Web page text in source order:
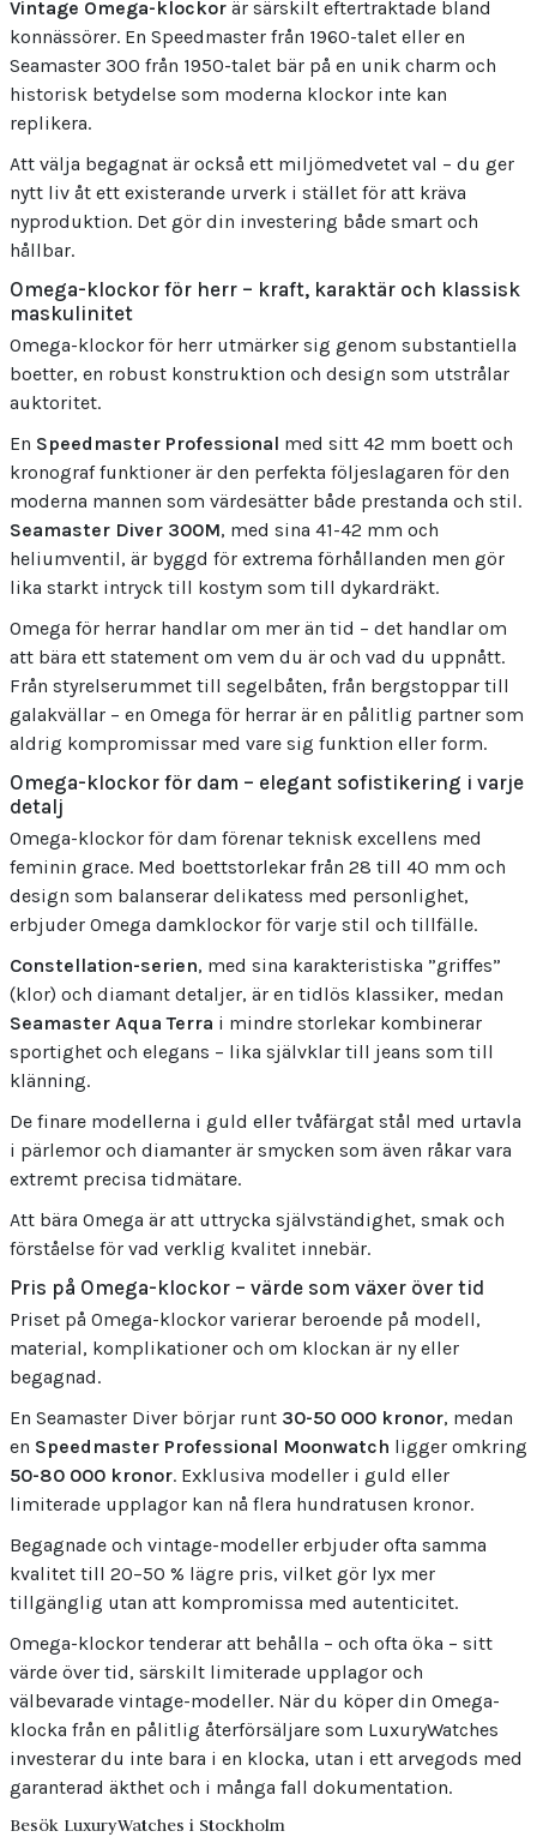
Vintage Omega-klockorär särskilt eftertraktade bland
konnässörer. En Speedmaster från 1960-talet eller en
Seamaster 300 från 1950-talet bär på en unik charm och
historisk betydelse som moderna klockor inte kan
replikera.
Att välja begagnat är också ett miljömedvetet val – du ger
nytt liv åt ett existerande urverk i stället för att kräva
nyproduktion. Det gör din investering både smart och
hållbar.
Omega-klockor för herr – kraft, karaktär och klassisk
maskulinitet
Omega-klockor för herr utmärker sig genom substantiella
boetter, en robust konstruktion och design som utstrålar
auktoritet.
En Speedmaster Professional med sitt 42 mm boett och
kronograf funktioner är den perfekta följeslagaren för den
moderna mannen som värdesätter både prestanda och stil.
Seamaster Diver 300M, med sina 41-42 mm och
heliumventil, är byggd för extrema förhållanden men gör
lika starkt intryck till kostym som till dykardräkt.
Omega för herrar handlar om mer än tid – det handlar om
att bära ett statement om vem du är och vad du uppnått.
Från styrelserummet till segelbåten, från bergstoppar till
galakvällar – en Omega för herrar är en pålitlig partner som
aldrig kompromissar med vare sig funktion eller form.
Omega-klockor för dam – elegant sofistikering i varje
detalj
Omega-klockor för dam förenar teknisk excellens med
feminin grace. Med boettstorlekar från 28 till 40 mm och
design som balanserar delikatess med personlighet,
erbjuder Omega damklockor för varje stil och tillfälle.
Constellation-serien, med sina karakteristiska ”griffes”
(klor) och diamant detaljer, är en tidlös klassiker, medan
Seamaster Aqua Terra i mindre storlekar kombinerar
sportighet och elegans – lika självklar till jeans som till
klänning.
De finare modellerna i guld eller tvåfärgat stål med urtavla
i pärlemor och diamanter är smycken som även råkar vara
extremt precisa tidmätare.
Att bära Omega är att uttrycka självständighet, smak och
förståelse för vad verklig kvalitet innebär.
Pris på Omega-klockor – värde som växer över tid
Priset på Omega-klockor varierar beroende på modell,
material, komplikationer och om klockan är ny eller
begagnad.
En Seamaster Diver börjar runt 30-50 000 kronor, medan
en Speedmaster Professional Moonwatch ligger omkring
50-80 000 kronor. Exklusiva modeller i guld eller
limiterade upplagor kan nå flera hundratusen kronor.
Begagnade och vintage-modeller erbjuder ofta samma
kvalitet till 20–50 % lägre pris, vilket gör lyx mer
tillgänglig utan att kompromissa med autenticitet.
Omega-klockor tenderar att behålla – och ofta öka – sitt
värde över tid, särskilt limiterade upplagor och
välbevarade vintage-modeller. När du köper din Omega-
klocka från en pålitlig återförsäljare som LuxuryWatches
investerar du inte bara i en klocka, utan i ett arvegods med
garanterad äkthet och i många fall dokumentation.
Besök LuxuryWatches i Stockholm